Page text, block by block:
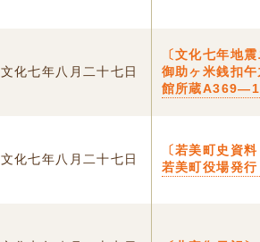
文化七年八月二十七日
〔文化七年地
御助ヶ米銭扣
館所蔵A369―1
文化七年八月二十七日
〔若美町史資
若美町役場発行